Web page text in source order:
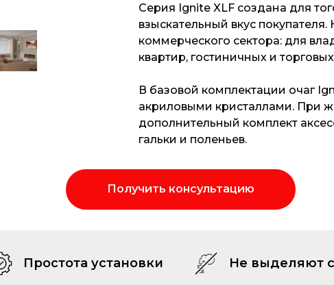
Серия Ignite XLF создана для
взыскательный вкус
коммерческого сектора: для
квартир, гостиничных и
В базовой комплектации очаг
акриловыми кристаллами. При
дополнительный комплект
гальки и поленьев.
Получить консультацию
Простота установки Не выделяют